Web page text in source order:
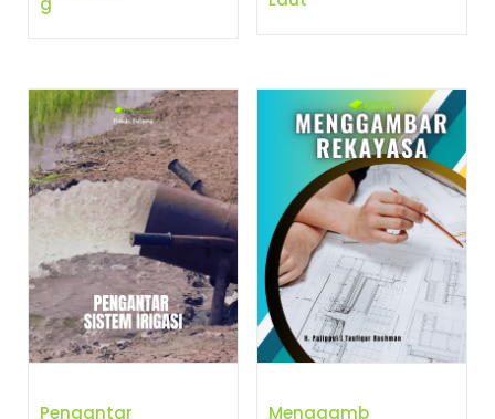
Pengantar
Menggamb